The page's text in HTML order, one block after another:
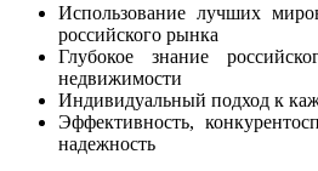
Использование лучших
российского рынка
Глубокое знание
недвижимости
Индивидуальный подход к
Эффективность,
надежность